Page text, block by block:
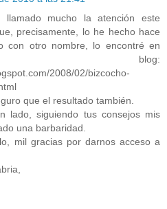
mucho la atención este
precisamente, lo he hecho hace
con otro nombre, lo encontré en
blog:
2008/02/bizcocho-
que el resultado también.
lado, siguiendo tus consejos mis
una barbaridad.
mil gracias por darnos acceso a